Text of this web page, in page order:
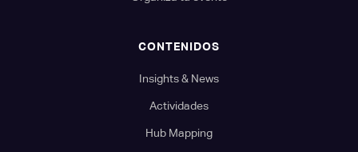
CONTENIDOS
Insights & News
Actividades
Hub Mapping